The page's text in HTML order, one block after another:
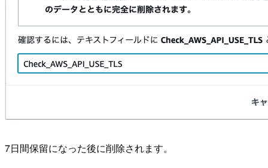
7日間保留になった後に削除されます。